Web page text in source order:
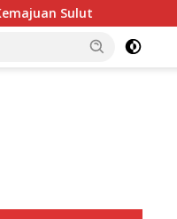
Wabup Theodorus